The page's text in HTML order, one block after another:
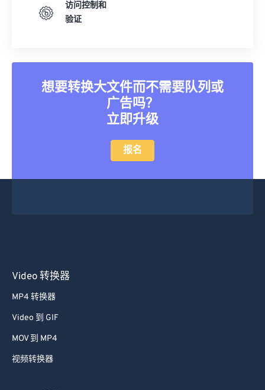
访问控制和
验证
想要转换大文件而不需要队列或
广告吗？
立即升级
报名
Video 转换器
MP4 转换器
Video 到 GIF
MOV 到 MP4
视频转换器